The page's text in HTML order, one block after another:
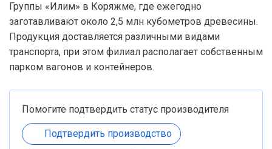
Группы «Илим» в Коряжме, где ежегодно
заготавливают около 2,5 млн кубометров древесины.
Продукция доставляется различными видами
транспорта, при этом филиал располагает собственным
парком вагонов и контейнеров.
Помогите подтвердить статус производителя
Подтвердить производство